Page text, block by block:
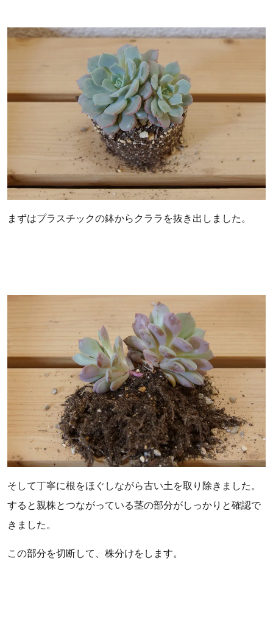
まずはプラスチックの鉢からクララを抜き出しました。
そして丁寧に根をほぐしながら古い土を取り除きました。
すると親株とつながっている茎の部分がしっかりと確認で
きました。
この部分を切断して、株分けをします。